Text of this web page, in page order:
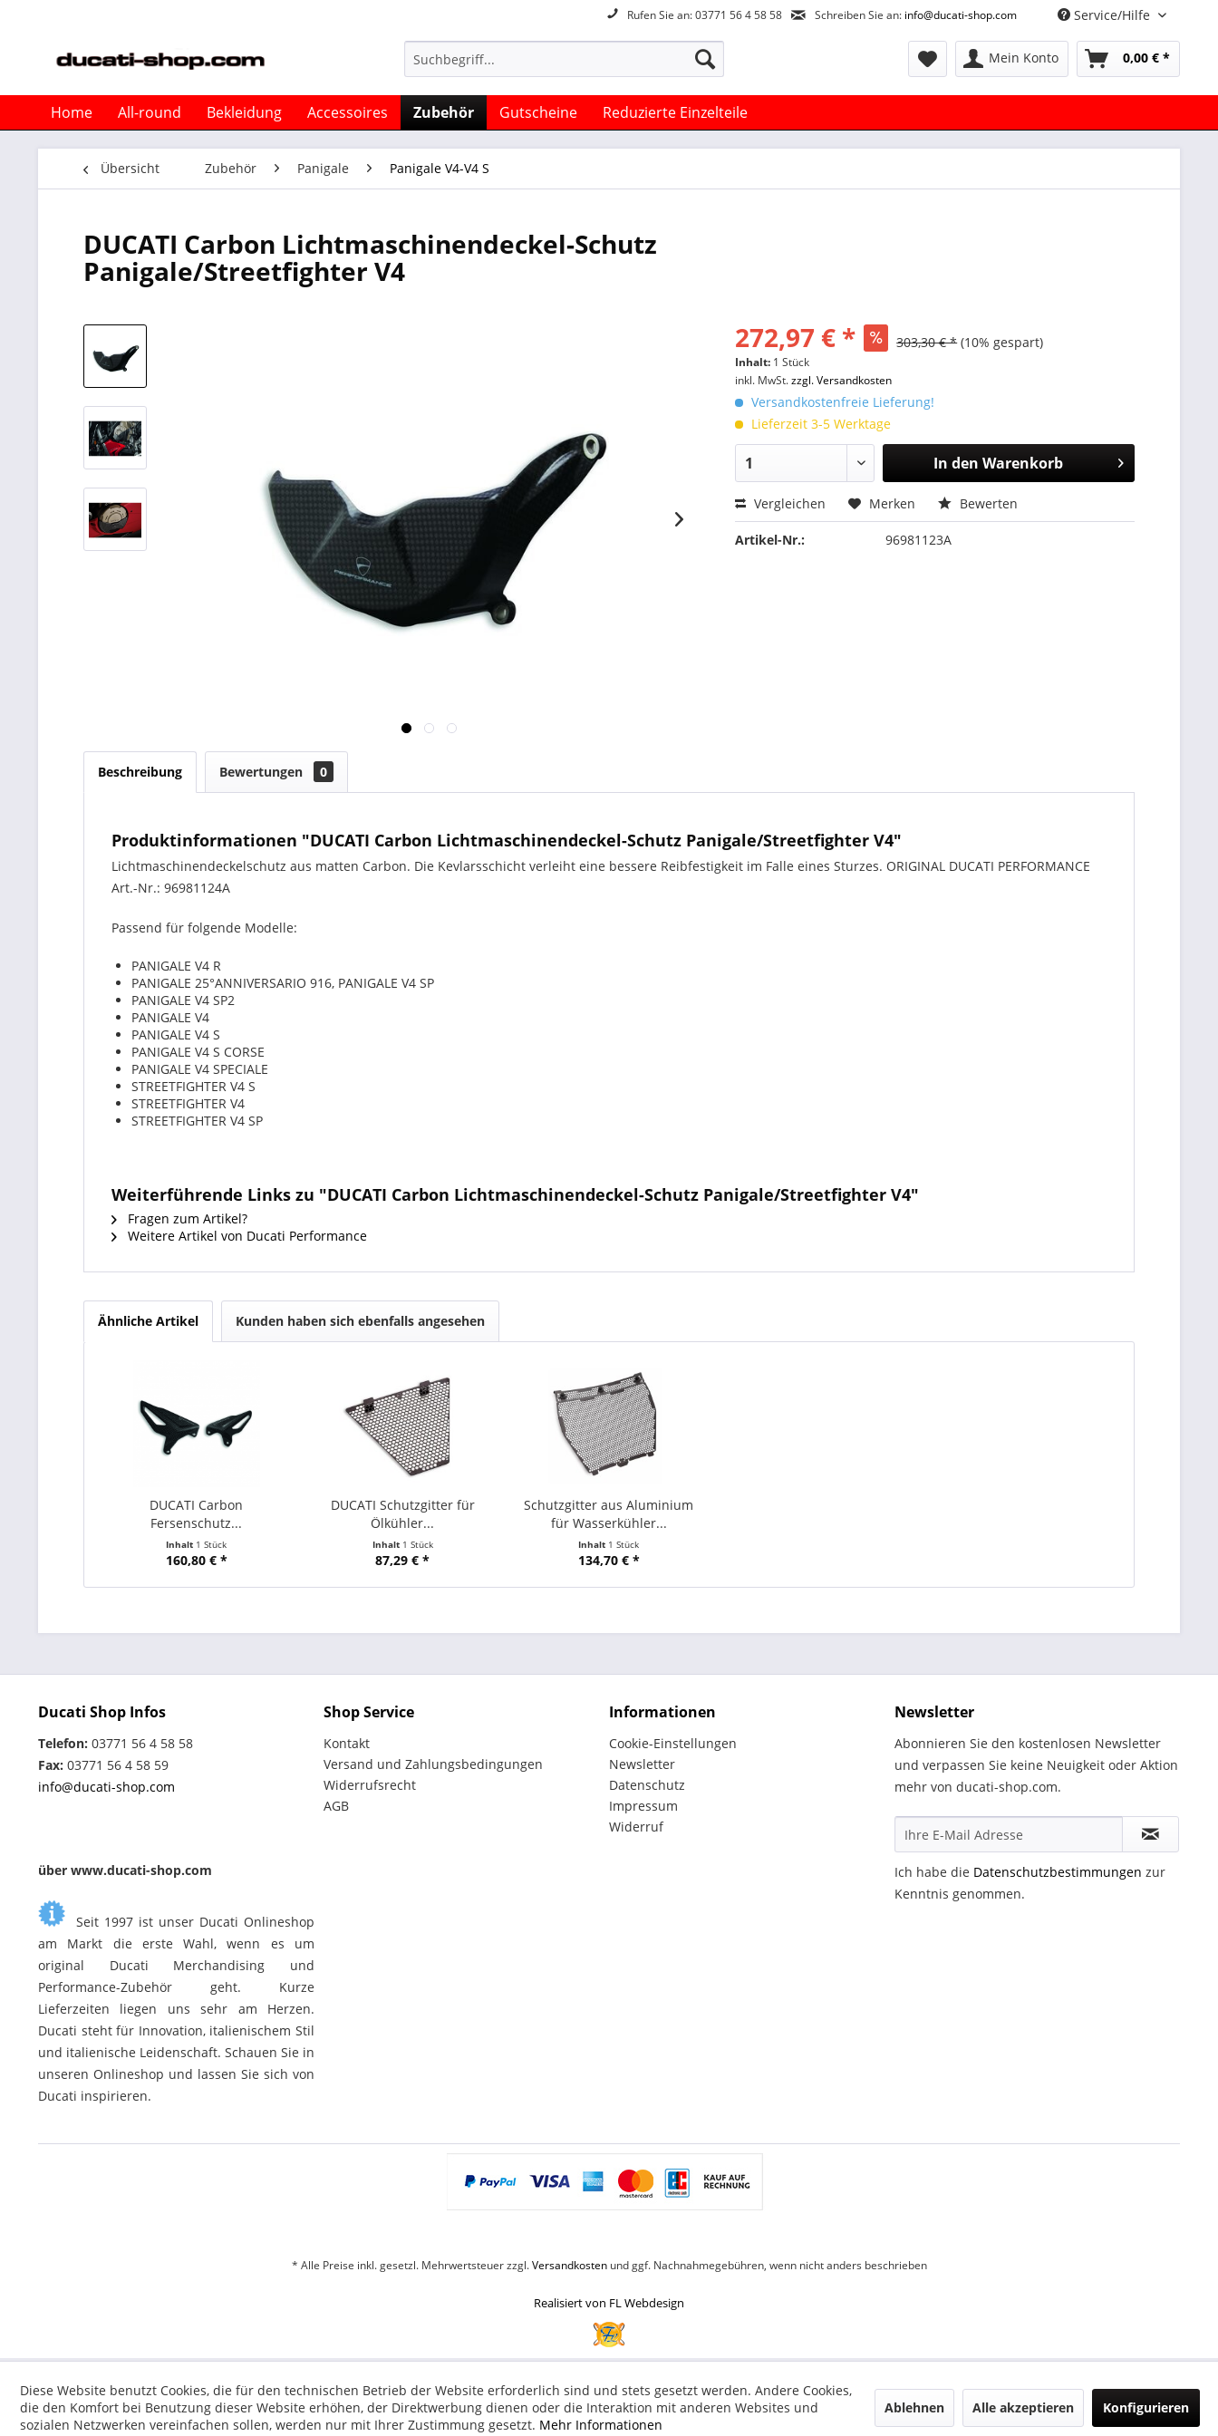
Service/Hilfe
Rufen Sie an: 03771 56 4 58 58 Schreiben Sie an: info@ducati-shop.com
Mein Konto 0,00 € *
Home All-round Bekleidung Accessoires Zubehör Gutscheine Reduzierte Einzelteile
Übersicht Zubehör Panigale Panigale V4-V4 S
DUCATI Carbon Lichtmaschinendeckel-Schutz
Panigale/Streetfighter V4
272,97 € *
303,30 € * (10% gespart)
Inhalt: 1 Stück
inkl. MwSt.zzgl. Versandkosten
Versandkostenfreie Lieferung!
Lieferzeit 3-5 Werktage
In den Warenkorb
Vergleichen Merken Bewerten
Artikel-Nr.: 96981123A
Beschreibung Bewertungen 0
Produktinformationen "DUCATI Carbon Lichtmaschinendeckel-Schutz Panigale/Streetfighter V4"
Lichtmaschinendeckelschutz aus matten Carbon. Die Kevlarsschicht verleiht eine bessere Reibfestigkeit im Falle eines Sturzes. ORIGINAL DUCATI PERFORMANCE
Art.-Nr.: 96981124A
Passend für folgende Modelle:
PANIGALE V4 R
PANIGALE 25°ANNIVERSARIO 916, PANIGALE V4 SP
PANIGALE V4 SP2
PANIGALE V4
PANIGALE V4 S
PANIGALE V4 S CORSE
PANIGALE V4 SPECIALE
STREETFIGHTER V4 S
STREETFIGHTER V4
STREETFIGHTER V4 SP
Weiterführende Links zu "DUCATI Carbon Lichtmaschinendeckel-Schutz Panigale/Streetfighter V4"
Fragen zum Artikel?
Weitere Artikel von Ducati Performance
Ähnliche Artikel Kunden haben sich ebenfalls angesehen
DUCATI Carbon
Fersenschutz...
Inhalt 1 Stück
160,80 € *
DUCATI Schutzgitter für
Ölkühler...
Inhalt 1 Stück
87,29 € *
Schutzgitter aus Aluminium
für Wasserkühler...
Inhalt 1 Stück
134,70 € *
Ducati Shop Infos
Telefon: 03771 56 4 58 58
Fax: 03771 56 4 58 59
info@ducati-shop.com
über www.ducati-shop.com
Seit 1997 ist unser Ducati Onlineshop
am Markt die erste Wahl, wenn es um
original Ducati Merchandising und
Performance-Zubehör geht. Kurze
Lieferzeiten liegen uns sehr am Herzen.
Ducati steht für Innovation, italienischem Stil
und italienische Leidenschaft. Schauen Sie in
unseren Onlineshop und lassen Sie sich von
Ducati inspirieren.
Shop Service
Kontakt
Versand und Zahlungsbedingungen
Widerrufsrecht
AGB
Informationen
Cookie-Einstellungen
Newsletter
Datenschutz
Impressum
Widerruf
Newsletter
Abonnieren Sie den kostenlosen Newsletter
und verpassen Sie keine Neuigkeit oder Aktion
mehr von ducati-shop.com.
Ich habe die Datenschutzbestimmungen zur
Kenntnis genommen.
* Alle Preise inkl. gesetzl. Mehrwertsteuer zzgl.Versandkostenund ggf. Nachnahmegebühren, wenn nicht anders beschrieben
Realisiert von FL Webdesign
Diese Website benutzt Cookies, die für den technischen Betrieb der Website erforderlich sind und stets gesetzt werden. Andere Cookies,
die den Komfort bei Benutzung dieser Website erhöhen, der Direktwerbung dienen oder die Interaktion mit anderen Websites und
sozialen Netzwerken vereinfachen sollen, werden nur mit Ihrer Zustimmung gesetzt. Mehr Informationen
Ablehnen Alle akzeptieren Konfigurieren